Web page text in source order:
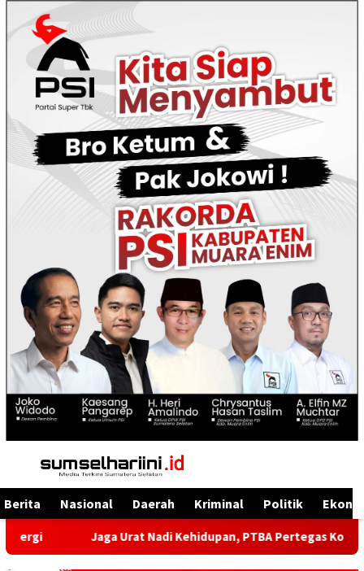
Menu
Mobile
Berita Nasional Daerah Kriminal Politik
Jaga Urat Nadi Kehidupan, PTBA Pertegas Komitmen